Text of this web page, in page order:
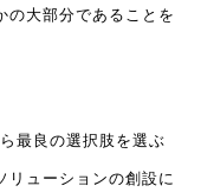
の大部分であることを
最良の選択肢を選ぶ
リューションの創設に